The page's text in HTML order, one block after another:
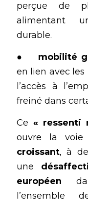
perçue de
alimentant
durable.
mobilité
en lien avec les
l’accès à
freiné dans
Ce « ressenti
ouvre la
croissant, à
une
européen
l’ensemble